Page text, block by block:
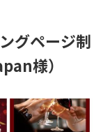
グページ制
様）